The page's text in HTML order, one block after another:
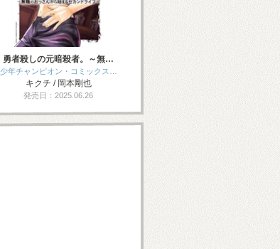
勇者殺しの元暗殺者。～無…
少年チャンピオン・コミックス…
キクチ / 岡本剛也
発売日：2025.06.26